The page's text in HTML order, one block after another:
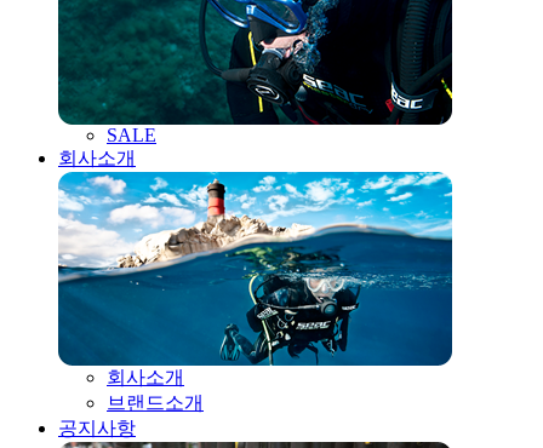
SALE
회사소개
회사소개
브랜드소개
공지사항